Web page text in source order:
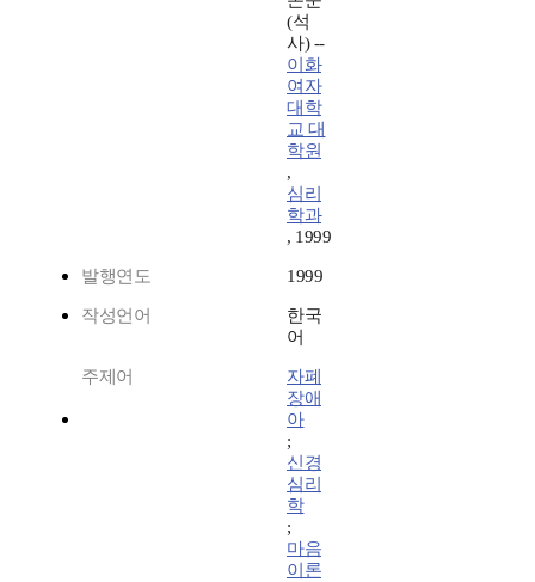
(석
사) --
이화
여자
대학
교 대
학원
,
심리
학과
, 1999
발행연도 1999
작성언어
한국
어
주제어
자폐
장애
아
;
신경
심리
학
;
마음
이론